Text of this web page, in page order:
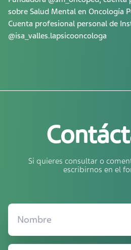
sobre Salud Mental en Oncología
Cuenta profesional personal de
@isa_valles.lapsicooncologa
Si quieres consultar o
escribirnos en el